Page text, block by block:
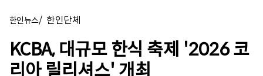
한인뉴스/ 한인단체
KCBA, 대규모 한식 축제 '2026 코
리아 릴리셔스' 개최